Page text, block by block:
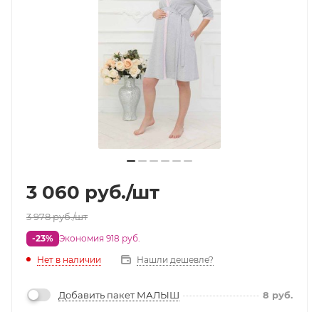
3 060 руб./шт
3 978руб./шт
-23% Экономия 918 руб.
Нет в наличии
Нашли дешевле?
Добавить пакет МАЛЫШ 8 руб.